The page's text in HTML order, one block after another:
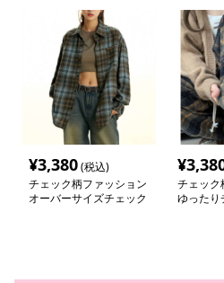
¥3,380(税込)
チェック柄ファッション
オーバーサイズチェック
¥
チェック
ゆったり